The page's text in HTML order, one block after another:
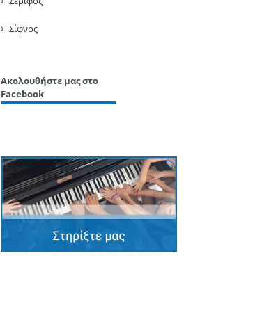
Σίφνος
Ακολουθήστε μας στο
Facebook